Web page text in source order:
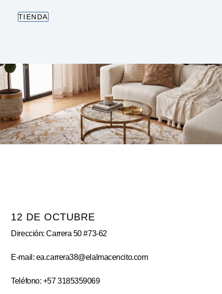
TIENDA
12 DE OCTUBRE
Dirección: Carrera 50 #73-62
E-mail: ea.carrera38@elalmacencito.com
Teléfono: +57 3185359069